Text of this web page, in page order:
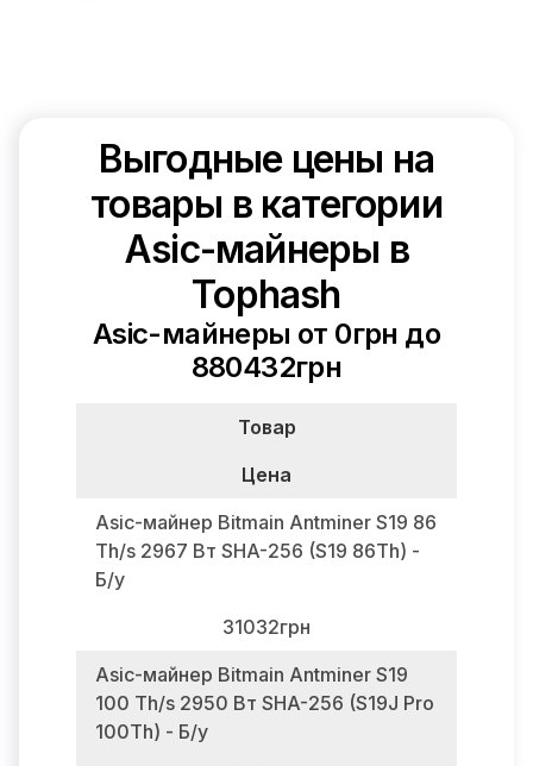
Выгодные цены на
товары в категории
Asic-майнеры в
Tophash
Asic-майнеры от 0грн до
880432грн
Товар
Цена
Asic-майнер Bitmain Antminer S19 86
Th/s 2967 Вт SHA-256 (S19 86Th) -
Б/у
31032грн
Asic-майнер Bitmain Antminer S19
100 Th/s 2950 Вт SHA-256 (S19J Pro
100Th) - Б/у